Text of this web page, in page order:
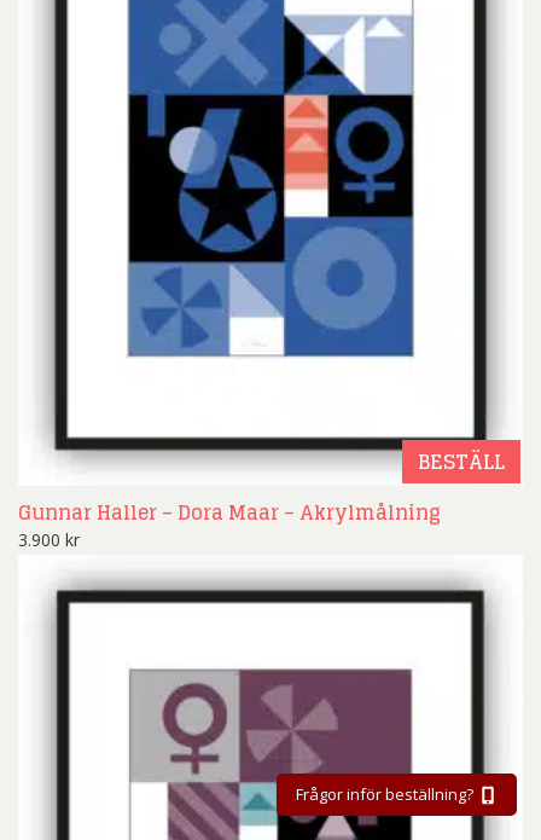
BESTÄLL
Gunnar Haller – Dora Maar – Akrylmålning
3.900 kr
Frågor inför beställning?